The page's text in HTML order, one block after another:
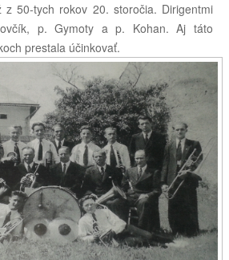
50-tych rokov 20. storočia. Dirigentmi
p. Gymoty a p. Kohan. Aj táto
prestala účinkovať.